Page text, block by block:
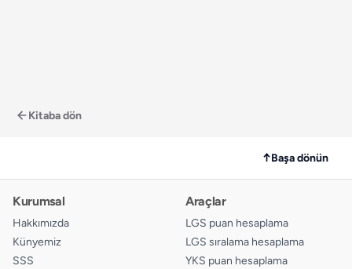
Kitaba dön
↑Başa dönün
Kurumsal
Hakkımızda
Künyemiz
SSS
Araçlar
LGS puan hesaplama
LGS sıralama hesaplama
YKS puan hesaplama